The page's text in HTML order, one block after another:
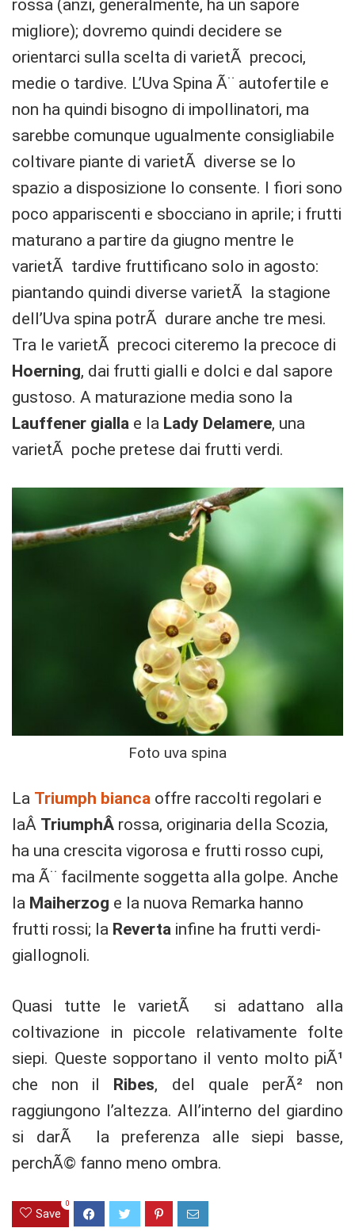
rossa (anzi, generalmente, ha un sapore
migliore); dovremo quindi decidere se
orientarci sulla scelta di varietÃ precoci,
medie o tardive. L’Uva Spina Ã¨ autofertile e
non ha quindi bisogno di impollinatori, ma
sarebbe comunque ugualmente consigliabile
coltivare piante di varietÃ diverse se lo
spazio a disposizione lo consente. I fiori sono
poco appariscenti e sbocciano in aprile; i frutti
maturano a partire da giugno mentre le
varietÃ tardive fruttificano solo in agosto:
piantando quindi diverse varietÃ la stagione
dell’Uva spina potrÃ durare anche tre mesi.
Tra le varietÃ precoci citeremo la precoce di
Hoerning, dai frutti gialli e dolci e dal sapore
gustoso. A maturazione media sono la
Lauffener gialla e la Lady Delamere, una
varietÃ poche pretese dai frutti verdi.
Foto uva spina
La Triumph bianca offre raccolti regolari e
laÂ TriumphÂ rossa, originaria della Scozia,
ha una crescita vigorosa e frutti rosso cupi,
ma Ã¨ facilmente soggetta alla golpe. Anche
la Maiherzog e la nuova Remarka hanno
frutti rossi; la Reverta infine ha frutti verdi-
giallognoli.
Quasi tutte le varietÃ si adattano alla
coltivazione in piccole relativamente folte
siepi. Queste sopportano il vento molto piÃ¹
che non il Ribes, del quale perÃ² non
raggiungono l’altezza. All’interno del giardino
si darÃ la preferenza alle siepi basse,
perchÃ© fanno meno ombra.
Save
0